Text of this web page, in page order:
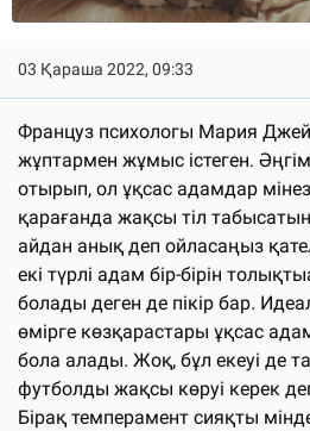
03 Қараша 2022, 09:33
Француз психологы Мария
жұптармен жұмыс істеген.
отырып, ол ұқсас адамдар
қарағанда жақсы тіл
айдан анық деп ойласаңыз
екі түрлі адам бір-бірін
болады деген де пікір бар.
өмірге көзқарастары ұқсас
бола алады. Жоқ, бұл екеуі де
футболды жақсы көруі керек
Бірақ темперамент сияқты